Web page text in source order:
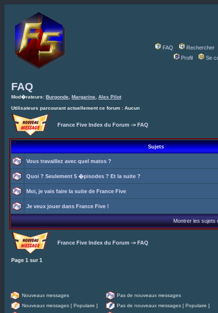
FAQ
Rechercher
Profil
Se
FAQ
Mod�rateurs: Burgonde Margarine Alex Pilot
Utilisateurs parcourant actuellement ce forum : Aucun
France Five Index du Forum -> FAQ
Sujets
Vous travaillez avec quel matos ?
Quoi ? Seulement 5 �pisodes ? Et la suite ?
Moi, je vais faire la suite de France Five
Je veux jouer dans France Five !
Montrer les sujets
France Five Index du Forum -> FAQ
Page 1 sur 1
Nouveaux messages
Pas de nouveaux messages
Nouveaux messages [ Populaire ]
Pas de nouveaux messages [ Populaire ]